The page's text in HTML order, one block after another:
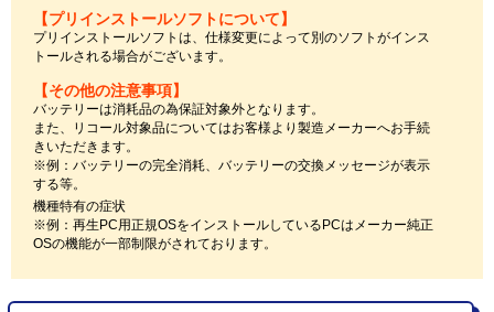
【プリインストールソフトについて】
プリインストールソフトは、仕様変更によって別のソフトがインス
トールされる場合がございます。
【その他の注意事項】
バッテリーは消耗品の為保証対象外となります。
また、リコール対象品についてはお客様より製造メーカーへお手続
きいただきます。
※例：バッテリーの完全消耗、バッテリーの交換メッセージが表示
する等。
機種特有の症状
※例：再生PC用正規OSをインストールしているPCはメーカー純正
OSの機能が一部制限がされております。